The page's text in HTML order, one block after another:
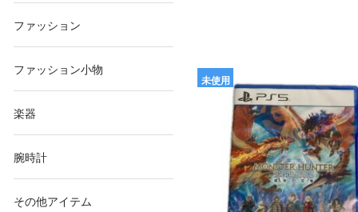
ファッション
ファッション小物
楽器
腕時計
その他アイテム
未使用